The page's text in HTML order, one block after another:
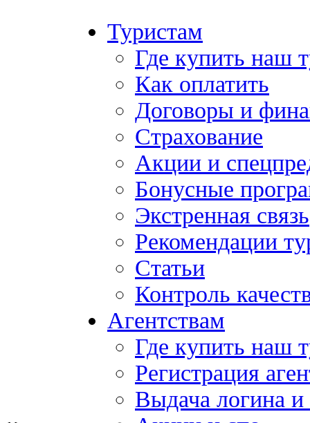
Туристам
Где купить наш
Как оплатить
Договоры и
Страхование
Акции и
Бонусные
Экстренная связь
Рекомендации
Статьи
Контроль
Агентствам
Где купить наш
Регистрация
Выдача логина и